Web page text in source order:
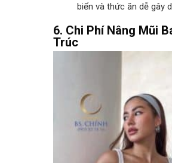
biển và thức ăn dễ gây
6. Chi Phí Nâng Mũi
Trúc